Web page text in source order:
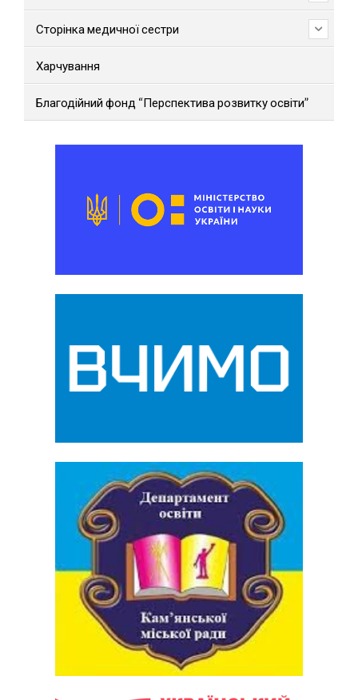
Сторінка медичної сестри
Харчування
Благодійний фонд “Перспектива розвитку освіти”